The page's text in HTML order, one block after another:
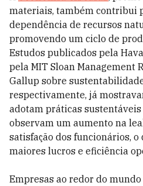
materiais, também contribui
dependência de recursos
promovendo um ciclo de
Estudos publicados pela
pela MIT Sloan Management
Gallup sobre
respectivamente, já
adotam práticas
observam um aumento na
satisfação dos funcionários,
maiores lucros e eficiência
Empresas ao redor do